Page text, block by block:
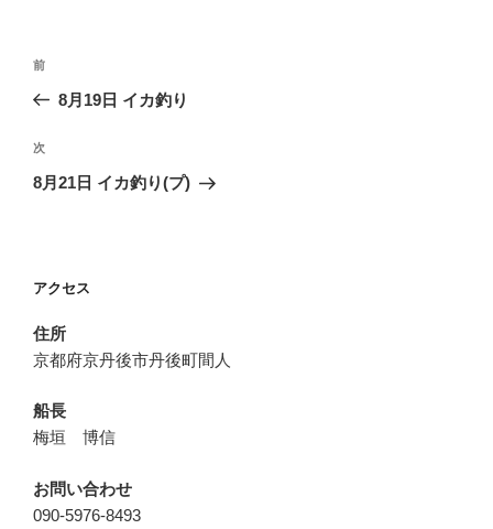
投
ビ
ゲ
ン
前
の
稿
前
8月19日 イカ釣り
次
の
次
8月21日 イカ釣り(プ)
アクセス
住所
京都府京丹後市丹後町間人
船長
梅垣 博信
お問い合わせ
090-5976-8493